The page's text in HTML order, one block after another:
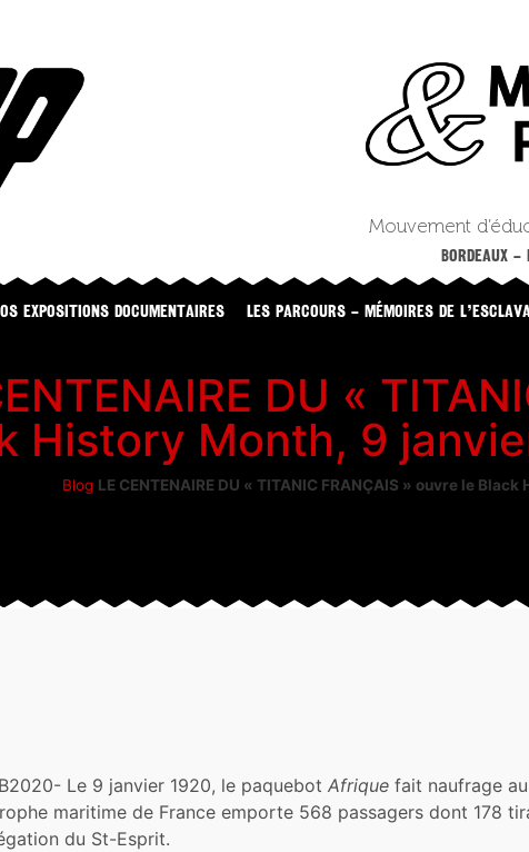
Mouvement
BORDEAUX
EXPOSITIONS DOCUMENTAIRES LES PARCOURS – MÉMOIRES DE
DU «
History Month, 9
Blog LE CENTENAIRE DU « TITANIC FRANÇAIS » ouvre le
Le 9 janvier 1920, le paquebotAfrique fait naufrage
maritime de France emporte 568 passagers dont 178
du St-Esprit.